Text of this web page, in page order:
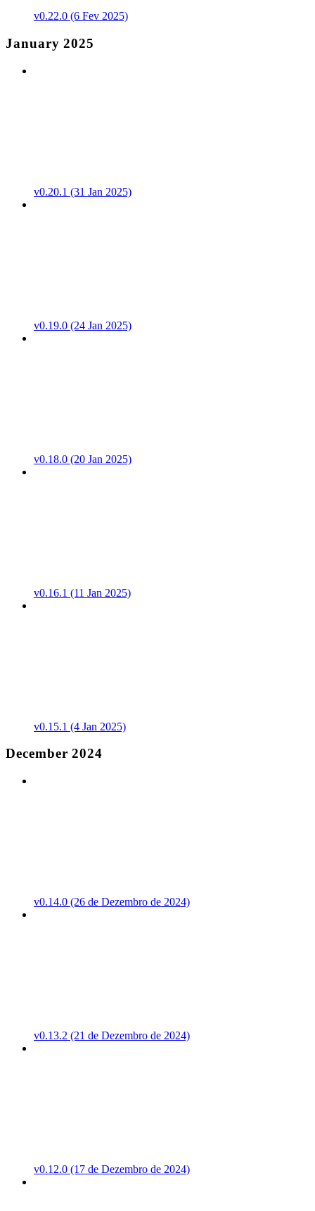
v0.22.0 (6 Fev 2025)
January 2025
v0.20.1 (31 Jan 2025)
v0.19.0 (24 Jan 2025)
v0.18.0 (20 Jan 2025)
v0.16.1 (11 Jan 2025)
v0.15.1 (4 Jan 2025)
December 2024
v0.14.0 (26 de Dezembro de 2024)
v0.13.2 (21 de Dezembro de 2024)
v0.12.0 (17 de Dezembro de 2024)